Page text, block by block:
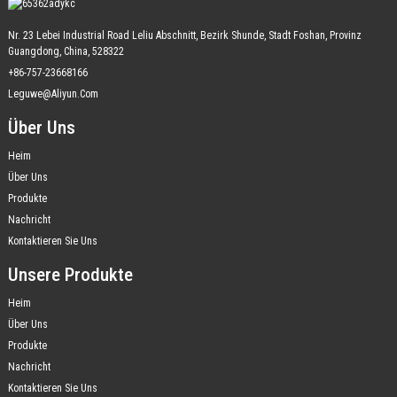
Nr. 23 Lebei Industrial Road Leliu Abschnitt, Bezirk Shunde, Stadt Foshan, Provinz
Guangdong, China, 528322
+86-757-23668166
Leguwe@aliyun.com
Über Uns
Heim
Über Uns
Produkte
Nachricht
Kontaktieren Sie Uns
Unsere Produkte
Heim
Über Uns
Produkte
Nachricht
Kontaktieren Sie Uns